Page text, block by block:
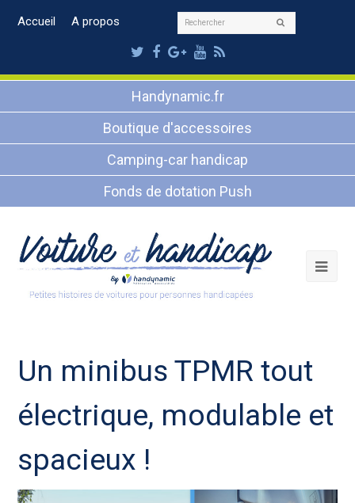
Accueil A propos Rechercher
Twitter
Facebook
Google
Plus
Youtube
RSS
Handynamic.fr
Boutique d'accessoires
Camping-car handicap
Fonds de dotation Push
Un minibus TPMR tout
électrique, modulable et
spacieux !